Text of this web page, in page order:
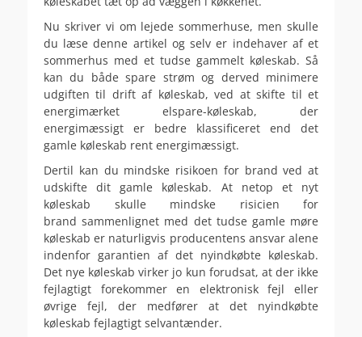
Nu skriver vi om lejede sommerhuse, men skulle
du læse denne artikel og selv er indehaver af et
sommerhus med et tudse gammelt køleskab. Så
kan du både spare strøm og derved minimere
udgiften til drift af køleskab, ved at skifte til et
energimærket elspare-køleskab, der
energimæssigt er bedre klassificeret end det
gamle køleskab rent energimæssigt.
Dertil kan du mindske risikoen for brand ved at
udskifte dit gamle køleskab. At netop et nyt
køleskab skulle mindske risicien for
brand sammenlignet med det tudse gamle møre
køleskab er naturligvis producentens ansvar alene
indenfor garantien af det nyindkøbte køleskab.
Det nye køleskab virker jo kun forudsat, at der ikke
fejlagtigt forekommer en elektronisk fejl eller
øvrige fejl, der medfører at det nyindkøbte
køleskab fejlagtigt selvantænder.